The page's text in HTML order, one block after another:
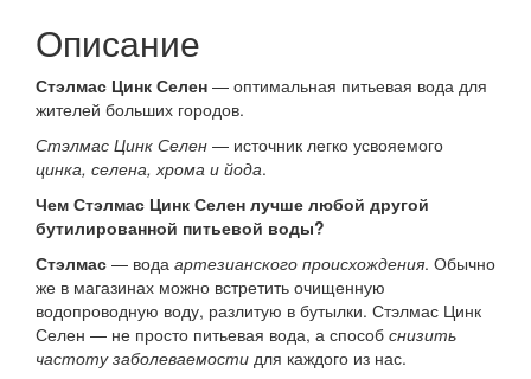
Описание
Стэлмас Цинк Селен — оптимальная питьевая вода для
жителей больших городов.
Стэлмас Цинк Селен — источник легко усвояемого
цинка, селена, хрома и йода.
Чем Стэлмас Цинк Селен лучше любой другой
бутилированной питьевой воды?
Стэлмас — вода артезианского происхождения. Обычно
же в магазинах можно встретить очищенную
водопроводную воду, разлитую в бутылки. Стэлмас Цинк
Селен — не просто питьевая вода, а способ снизить
частоту заболеваемости для каждого из нас.